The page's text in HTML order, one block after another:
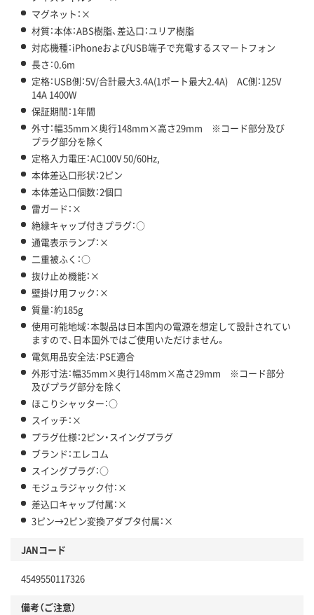
マグネット：×
材質：本体：ABS樹脂、差込口：ユリア樹脂
対応機種：iPhoneおよびUSB端子で充電するスマートフォン
長さ：0.6m
定格：USB側：5V/合計最大3.4A(1ポート最大2.4A) AC側：125V
14A 1400W
保証期間：1年間
外寸：幅35mm×奥行148mm×高さ29mm ※コード部分及び
プラグ部分を除く
定格入力電圧：AC100V 50/60Hz,
本体差込口形状：2ピン
本体差込口個数：2個口
雷ガード：×
絶縁キャップ付きプラグ：○
通電表示ランプ：×
二重被ふく：○
抜け止め機能：×
壁掛け用フック：×
質量：約185g
使用可能地域：本製品は日本国内の電源を想定して設計されてい
ますので、日本国外ではご使用いただけません。
電気用品安全法：PSE適合
外形寸法：幅35mm×奥行148mm×高さ29mm ※コード部分
及びプラグ部分を除く
ほこりシャッター：○
スイッチ：×
プラグ仕様：2ピン・スイングプラグ
ブランド：エレコム
スイングプラグ：○
モジュラジャック付：×
差込口キャップ付属：×
3ピン→2ピン変換アダプタ付属：×
JANコード
4549550117326
備考（ご注意）